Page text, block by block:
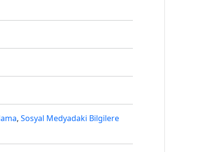
, Sosyal Medyadaki Bilgilere